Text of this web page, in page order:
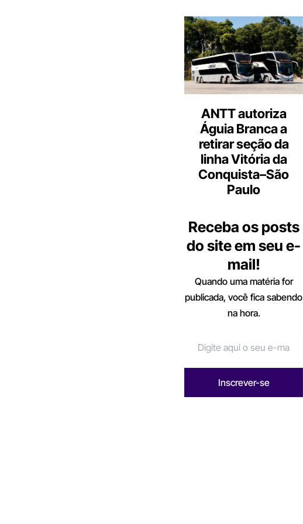
ANTT autoriza
Águia Branca a
retirar seção da
linha Vitória da
Conquista–São
Paulo
Receba os posts
do site em seu e-
mail!
Quando uma matéria for
publicada, você fica sabendo
na hora.
Inscrever-se